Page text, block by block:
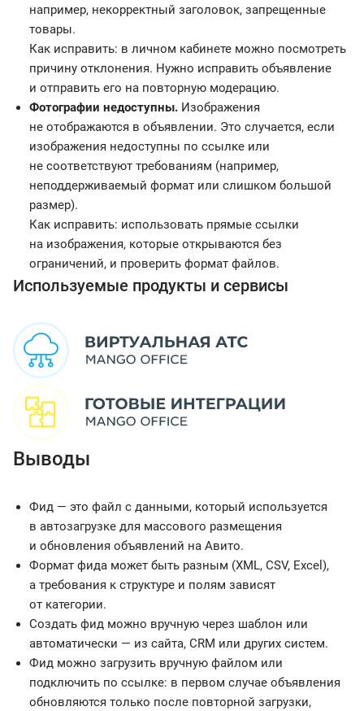
например, некорректный заголовок, запрещенные
товары.
Как исправить: в личном кабинете можно посмотреть
причину отклонения. Нужно исправить объявление
и отправить его на повторную модерацию.
Фотографии недоступны. Изображения
не отображаются в объявлении. Это случается, если
изображения недоступны по ссылке или
не соответствуют требованиям (например,
неподдерживаемый формат или слишком большой
размер).
Как исправить: использовать прямые ссылки
на изображения, которые открываются без
ограничений, и проверить формат файлов.
Используемые продукты и сервисы
Выводы
Фид — это файл с данными, который используется
в автозагрузке для массового размещения
и обновления объявлений на Авито.
Формат фида может быть разным (XML, CSV, Excel),
а требования к структуре и полям зависят
от категории.
Создать фид можно вручную через шаблон или
автоматически — из сайта, CRM или других систем.
Фид можно загрузить вручную файлом или
подключить по ссылке: в первом случае объявления
обновляются только после повторной загрузки,